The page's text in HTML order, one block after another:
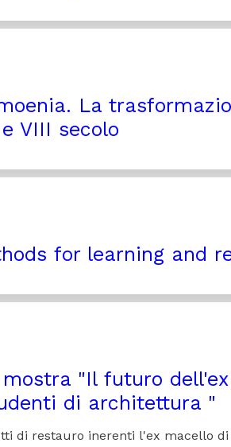
La
VIII secolo
for learning and
mostra "Il futuro
di architettura "
di restauro inerenti l'ex macello